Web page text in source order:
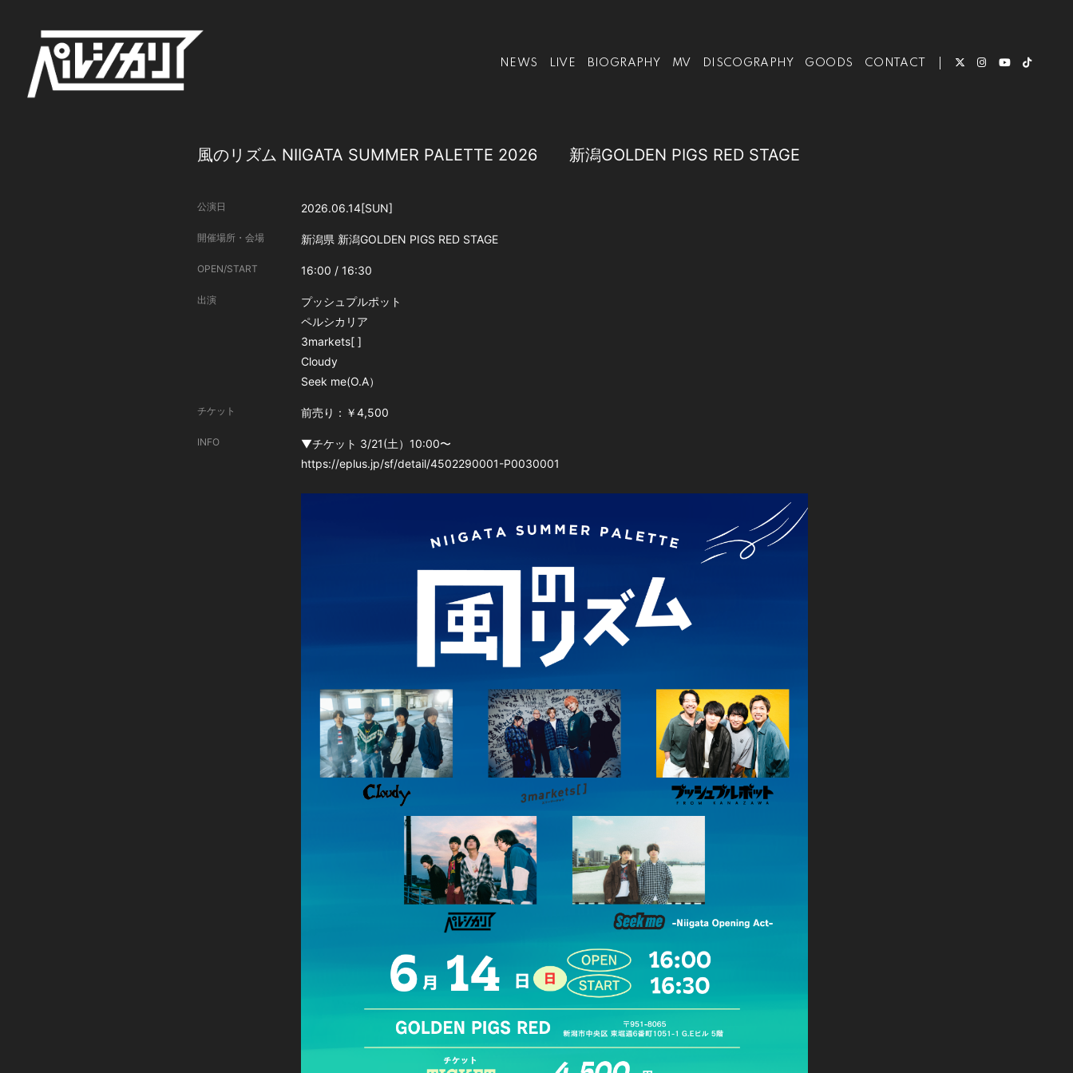
NEWS LIVE BIOGRAPHY MV DISCOGRAPHY GOODS CONTACT
風のリズム NIIGATA SUMMER PALETTE 2026 新潟GOLDEN PIGS RED STAGE
公演日 2026.06.14[SUN]
開催場所・会場 新潟県 新潟GOLDEN PIGS RED STAGE
OPEN/START 16:00 / 16:30
出演
プッシュプルポット
ペルシカリア
3markets[ ]
Cloudy
Seek me(O.A）
チケット 前売り：￥4,500
INFO
▼チケット 3/21(土）10:00〜
https://eplus.jp/sf/detail/4502290001-P0030001